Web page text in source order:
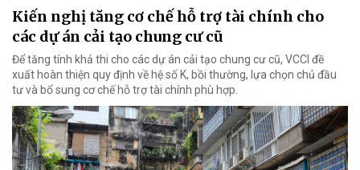
Kiến nghị tăng cơ chế hỗ trợ tài chính cho
các dự án cải tạo chung cư cũ
Để tăng tính khả thi cho các dự án cải tạo chung cư cũ, VCCI đề
xuất hoàn thiện quy định về hệ số K, bồi thường, lựa chọn chủ đầu
tư và bổ sung cơ chế hỗ trợ tài chính phù hợp.